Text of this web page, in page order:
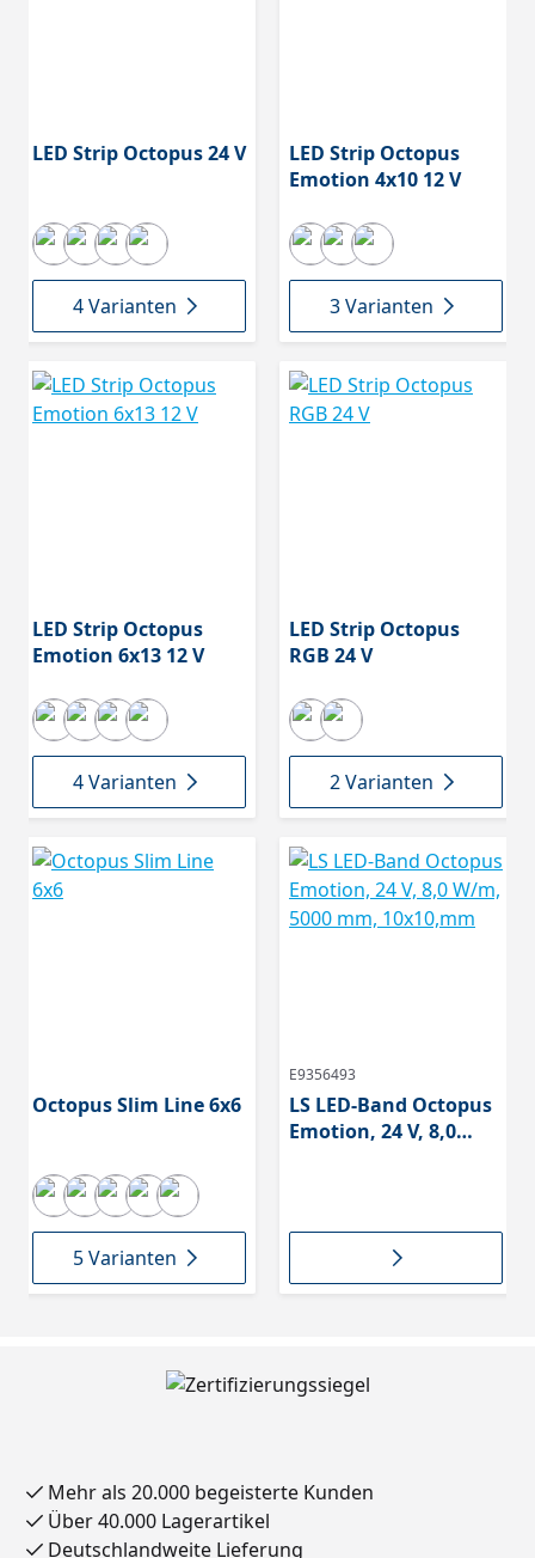
LED Strip Octopus 24 V
4 Varianten
LED Strip Octopus
Emotion 4x10 12 V
3 Varianten
LED Strip Octopus
Emotion 6x13 12 V
4 Varianten
LED Strip Octopus
RGB 24 V
2 Varianten
Octopus Slim Line 6x6
5 Varianten
E9356493
LS LED-Band Octopus
Emotion, 24 V, 8,0
Mehr als 20.000 begeisterte Kunden
Über 40.000 Lagerartikel
Deutschlandweite Lieferung